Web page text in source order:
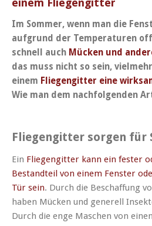
einem Fliegengitter
Im Sommer, wenn man die
aufgrund der Temperaturen
schnell auch Mücken und
das muss nicht so sein,
einem Fliegengitter eine
Wie man dem nachfolgenden
Fliegengitter sorgen für
Ein Fliegengitter kann ein fester
Bestandteil von einem Fenster
Tür sein. Durch die Beschaffung
haben Mücken und generell
Durch die enge Maschen von